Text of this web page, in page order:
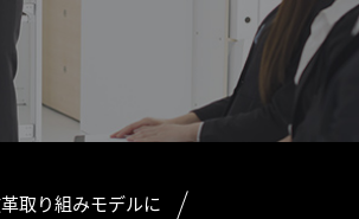
取り組みモデルに